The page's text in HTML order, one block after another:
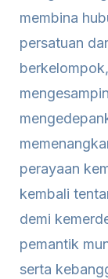
membina
persatuan
perayaan
kembali
demi
pemantik
serta